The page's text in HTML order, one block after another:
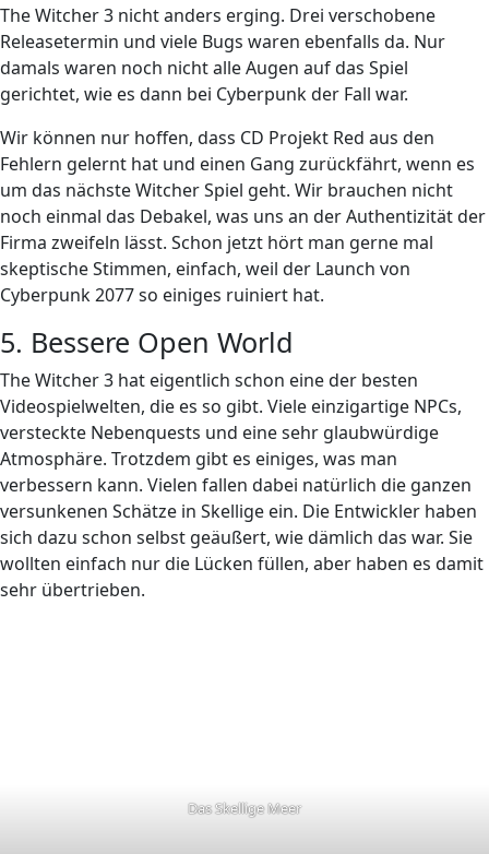
The Witcher 3 nicht anders erging. Drei verschobene
Releasetermin und viele Bugs waren ebenfalls da. Nur
damals waren noch nicht alle Augen auf das Spiel
gerichtet, wie es dann bei Cyberpunk der Fall war.
Wir können nur hoffen, dass CD Projekt Red aus den
Fehlern gelernt hat und einen Gang zurückfährt, wenn es
um das nächste Witcher Spiel geht. Wir brauchen nicht
noch einmal das Debakel, was uns an der Authentizität der
Firma zweifeln lässt. Schon jetzt hört man gerne mal
skeptische Stimmen, einfach, weil der Launch von
Cyberpunk 2077 so einiges ruiniert hat.
5. Bessere Open World
The Witcher 3 hat eigentlich schon eine der besten
Videospielwelten, die es so gibt. Viele einzigartige NPCs,
versteckte Nebenquests und eine sehr glaubwürdige
Atmosphäre. Trotzdem gibt es einiges, was man
verbessern kann. Vielen fallen dabei natürlich die ganzen
versunkenen Schätze in Skellige ein. Die Entwickler haben
sich dazu schon selbst geäußert, wie dämlich das war. Sie
wollten einfach nur die Lücken füllen, aber haben es damit
sehr übertrieben.
Das Skellige Meer